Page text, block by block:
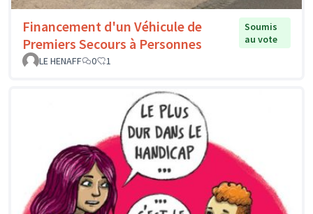
Financement d'un Véhicule de
Premiers Secours à Personnes
Soumis
au vote
LE HENAFF
0 1